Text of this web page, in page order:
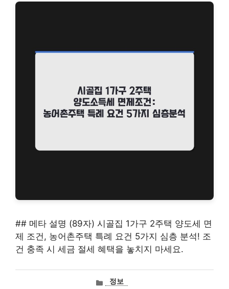
## 메타 설명 (89자) 시골집 1가구 2주택 양도세 면
제 조건, 농어촌주택 특례 요건 5가지 심층 분석! 조
건 충족 시 세금 절세 혜택을 놓치지 마세요.
카정보